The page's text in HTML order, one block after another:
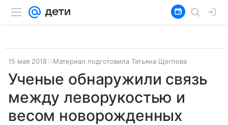
15 мая 2018 Материал подготовила Татьяна Щеглова
Ученые обнаружили связь
между леворукостью и
весом новорожденных